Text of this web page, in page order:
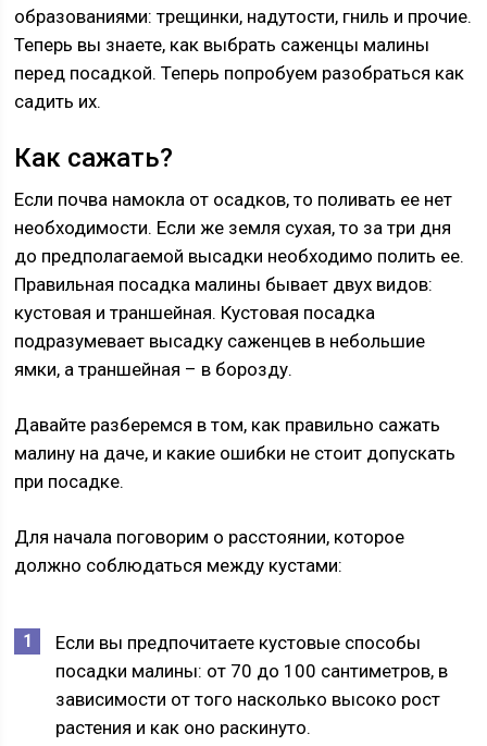
образованиями: трещинки, надутости, гниль и прочие.
Теперь вы знаете, как выбрать саженцы малины
перед посадкой. Теперь попробуем разобраться как
садить их.
Как сажать?
Если почва намокла от осадков, то поливать ее нет
необходимости. Если же земля сухая, то за три дня
до предполагаемой высадки необходимо полить ее.
Правильная посадка малины бывает двух видов:
кустовая и траншейная. Кустовая посадка
подразумевает высадку саженцев в небольшие
ямки, а траншейная – в борозду.
Давайте разберемся в том, как правильно сажать
малину на даче, и какие ошибки не стоит допускать
при посадке.
Для начала поговорим о расстоянии, которое
должно соблюдаться между кустами:
Если вы предпочитаете кустовые способы
посадки малины: от 70 до 100 сантиметров, в
зависимости от того насколько высоко рост
растения и как оно раскинуто.